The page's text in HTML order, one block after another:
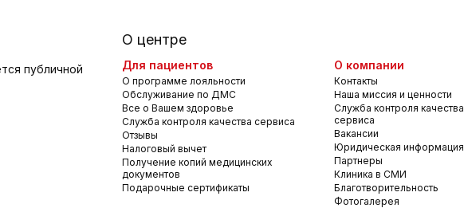
публичной
О центре
Для пациентов
О программе лояльности
Обслуживание по ДМС
Все о Вашем здоровье
Служба контроля качества сервиса
Отзывы
Налоговый вычет
Получение копий медицинских
документов
Подарочные сертификаты
О компании
Контакты
Наша миссия и ценности
Служба контроля качества
сервиса
Вакансии
Юридическая информация
Партнеры
Клиника в СМИ
Благотворительность
Фотогалерея